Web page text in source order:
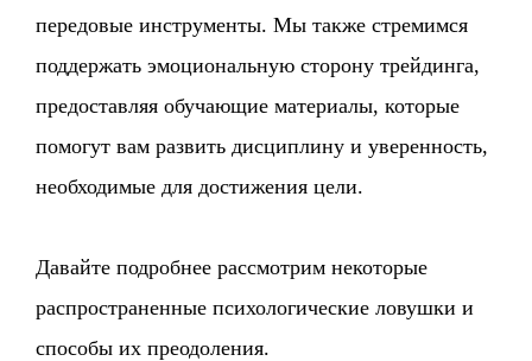
передовые инструменты. Мы также стремимся
поддержать эмоциональную сторону трейдинга,
предоставляя обучающие материалы, которые
помогут вам развить дисциплину и уверенность,
необходимые для достижения цели.
Давайте подробнее рассмотрим некоторые
распространенные психологические ловушки и
способы их преодоления.